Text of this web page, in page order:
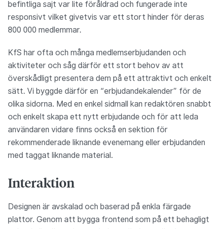
befintliga sajt var lite föråldrad och fungerade inte
responsivt vilket givetvis var ett stort hinder för deras
800 000 medlemmar.
KfS har ofta och många medlemserbjudanden och
aktiviteter och såg därför ett stort behov av att
överskådligt presentera dem på ett attraktivt och enkelt
sätt. Vi byggde därför en “erbjudandekalender” för de
olika sidorna. Med en enkel sidmall kan redaktören snabbt
och enkelt skapa ett nytt erbjudande och för att leda
användaren vidare finns också en sektion för
rekommenderade liknande evenemang eller erbjudanden
med taggat liknande material.
Interaktion
Designen är avskalad och baserad på enkla färgade
plattor. Genom att bygga frontend som på ett behagligt